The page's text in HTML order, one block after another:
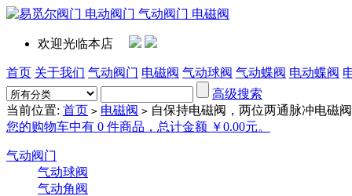
欢迎光临本店
首页 关于我们 气动阀门 电磁阀 气动球阀 气动蝶阀 电动蝶阀
高级搜索
当前位置: 首页 > 电磁阀 > 自保持电磁阀，两位两通脉冲电磁阀
您的购物车中有 0 件商品，总计金额 ￥0.00元。
气动阀门
气动球阀
气动角阀